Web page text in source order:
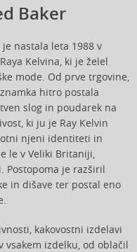
Baker
je nastala leta 1988 v
Kelvina, ki je želel
mode. Od prve trgovine,
hitro postala
slog in poudarek na
ki ju je Ray Kelvin
njeni identiteti in
le v Veliki Britaniji,
Postopoma je razširil
in dišave ter postal eno
kakovostni izdelavi
vsakem izdelku, od oblačil